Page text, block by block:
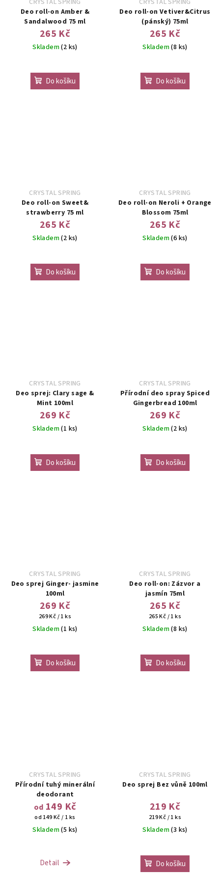
CRYSTAL SPRING
Deo roll-on Amber &
Sandalwood 75 ml
265 Kč
Skladem(2 ks)
Do košíku
CRYSTAL SPRING
Deo roll-on Vetiver&Citrus
(pánský) 75ml
265 Kč
Skladem(8 ks)
Do košíku
CRYSTAL SPRING
Deo roll-on Sweet&
strawberry 75 ml
265 Kč
Skladem(2 ks)
Do košíku
CRYSTAL SPRING
Deo roll-on Neroli + Orange
Blossom 75ml
265 Kč
Skladem(6 ks)
Do košíku
CRYSTAL SPRING
Deo sprej: Clary sage &
Mint 100ml
269 Kč
Skladem(1 ks)
Do košíku
CRYSTAL SPRING
Přírodní deo spray Spiced
Gingerbread 100ml
269 Kč
Skladem(2 ks)
Do košíku
CRYSTAL SPRING
Deo sprej Ginger- jasmine
100ml
269 Kč
Měrná
cena:
269 Kč / 1 ks
Skladem(1 ks)
Do košíku
CRYSTAL SPRING
Deo roll-on: Zázvor a
jasmín 75ml
265 Kč
Měrná
cena:
265 Kč / 1 ks
Skladem(8 ks)
Do košíku
CRYSTAL SPRING
Přírodní tuhý minerální
deodorant
od 149 Kč
Měrná
cena:
od 149 Kč / 1 ks
Skladem(5 ks)
Detail
CRYSTAL SPRING
Deo sprej Bez vůně 100ml
219 Kč
Měrná
cena:
219 Kč / 1 ks
Skladem(3 ks)
Do košíku